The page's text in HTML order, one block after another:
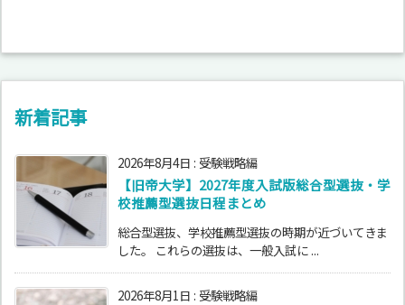
新着記事
2026年8月4日 : 受験戦略編
【旧帝大学】2027年度入試版総合型選抜・学
校推薦型選抜日程まとめ
総合型選抜、学校推薦型選抜の時期が近づいてきま
した。 これらの選抜は、一般入試に ...
2026年8月1日 : 受験戦略編